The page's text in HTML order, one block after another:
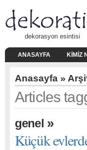
dekorasyon esintisi
ANASAYFA KIMIZ
Anasayfa »
Articles
genel »
Küçük